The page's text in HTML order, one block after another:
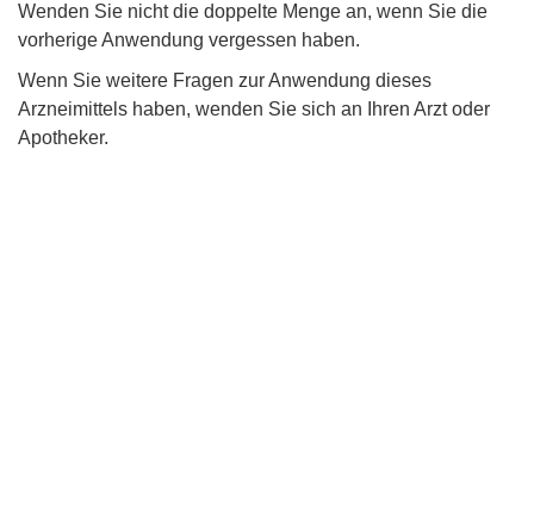
Wenden Sie nicht die doppelte Menge an, wenn Sie die
vorherige Anwendung vergessen haben.
Wenn Sie weitere Fragen zur Anwendung dieses
Arzneimittels haben, wenden Sie sich an Ihren Arzt oder
Apotheker.